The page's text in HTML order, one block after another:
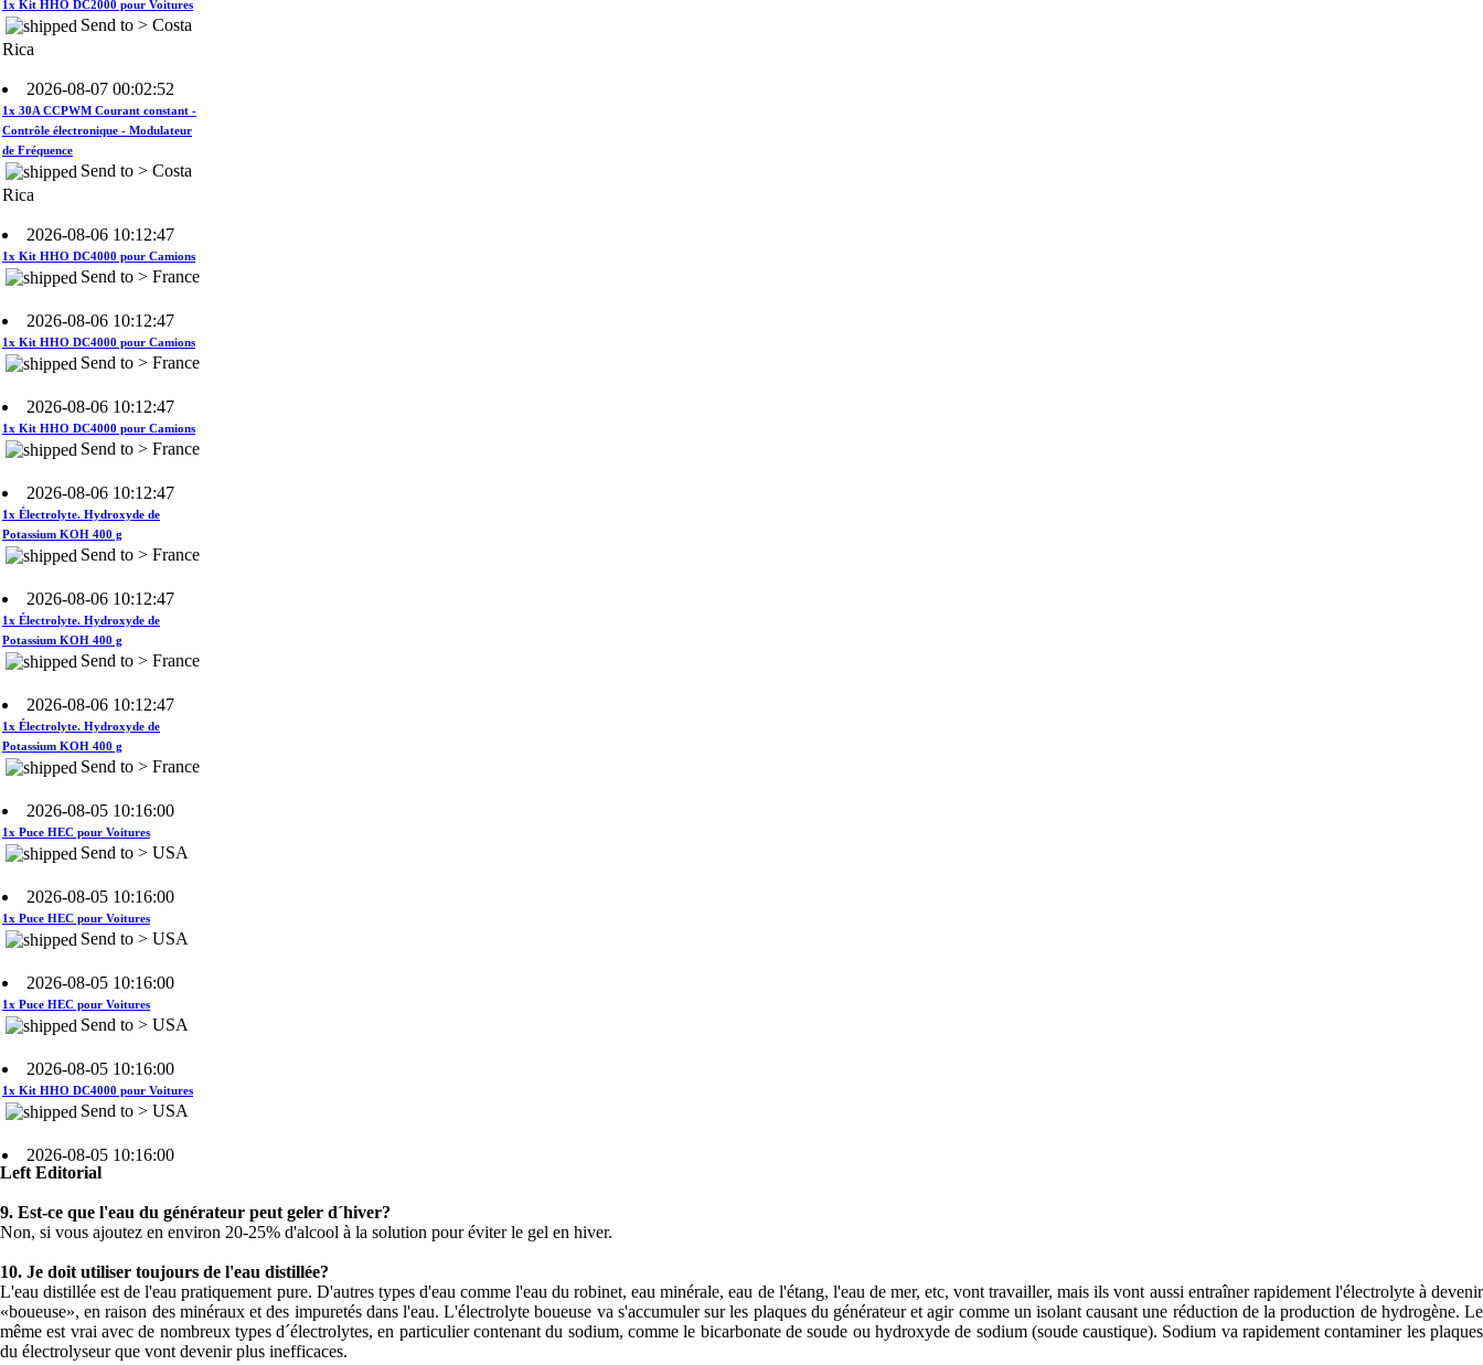
Rica
2026-08-07 00:02:52
Contrôle électronique - Modulateur
de Fréquence
Send to > Costa
Rica
2026-08-06 10:12:47
Send to > France
2026-08-06 10:12:47
Send to > France
2026-08-06 10:12:47
Send to > France
2026-08-06 10:12:47
Potassium KOH 400 g
Send to > France
2026-08-06 10:12:47
Potassium KOH 400 g
Send to > France
2026-08-06 10:12:47
Potassium KOH 400 g
Send to > France
2026-08-05 10:16:00
Send to > USA
2026-08-05 10:16:00
Send to > USA
2026-08-05 10:16:00
Send to > USA
2026-08-05 10:16:00
Send to > USA
2026-08-05 10:16:00
Send to > USA
2026-08-05 10:16:00
1x Kit HHO DC4000 pour Voitures
Send to > USA
2026-08-04 09:13:36
1x Système de contrôle du niveau
d'eau
Send to >
Left Editorial
9. Est-ce que l'eau du générateur peut geler d´hiver?
Non, si vous ajoutez en environ 20-25% d'alcool à la solution pour éviter le gel en hiver.
10. Je doit utiliser toujours de l'eau distillée?
L'eau distillée est de l'eau pratiquement pure. D'autres types d'eau comme l'eau du robinet, eau minérale, eau de l'étang, l'eau de mer, etc, vont travailler, mais ils vont aussi entraîner rapidement l'électrolyte à devenir
«boueuse», en raison des minéraux et des impuretés dans l'eau. L'électrolyte boueuse va s'accumuler sur les plaques du générateur et agir comme un isolant causant une réduction de la production de hydrogène. Le
même est vrai avec de nombreux types d´électrolytes, en particulier contenant du sodium, comme le bicarbonate de soude ou hydroxyde de sodium (soude caustique). Sodium va rapidement contaminer les plaques
du électrolyseur que vont devenir plus inefficaces.